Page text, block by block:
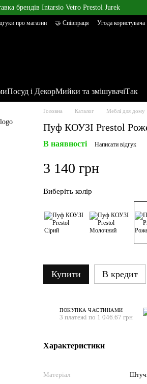
брендів Intarsio Vetro Prestol Jurek
про магазин 🤝 Співпраця Угода користувача
Посуд і ДекорМийки та змішувачіТак
Головна Каталог Меблі для дому
Пуф КОУЗІ Prestol
В наявності Написати відгук
3 140 грн
Виберіть колір
Купити В кредит
ПОКУПКА ЧАСТИНАМИ
3 платежі по 1 046.67 грн
Характеристики
Матеріал